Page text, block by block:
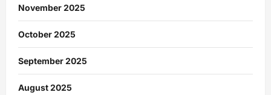
November 2025
October 2025
September 2025
August 2025